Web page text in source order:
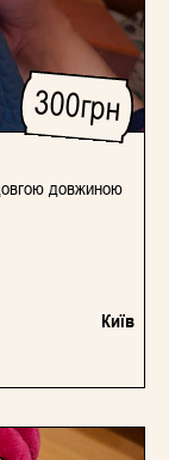
300грн
довжиною
Київ